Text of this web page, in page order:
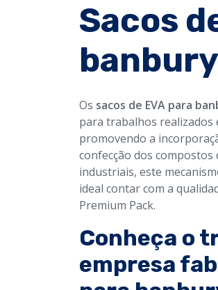
Sacos
banbury
Os sacos de EVA para
para trabalhos realizados
promovendo a
confecção dos
industriais, este
ideal contar com a
Premium Pack.
Conheça o
empresa